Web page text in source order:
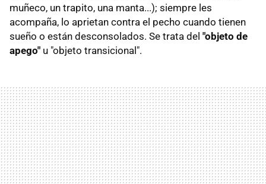
muñeco, un trapito, una manta...); siempre les
acompaña, lo aprietan contra el pecho cuando tienen
sueño o están desconsolados. Se trata del "objeto de
apego" u "objeto transicional".